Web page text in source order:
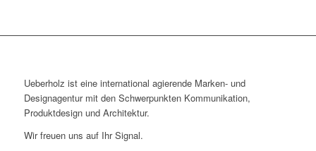
Ueberholz ist eine international agierende Marken- und
Designagentur mit den Schwerpunkten Kommunikation,
Produktdesign und Architektur.
Wir freuen uns auf Ihr Signal.